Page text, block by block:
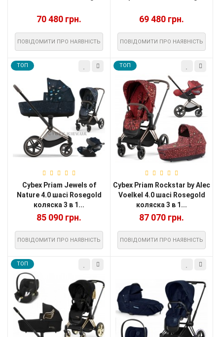
70 480 грн.
ПОВІДОМИТИ ПРО НАЯВНІСТЬ
69 480 грн.
ПОВІДОМИТИ ПРО НАЯВНІСТЬ
TOП
Cybex Priam Jewels of
Nature 4.0 шасі Rosegold
коляска 3 в 1...
85 090 грн.
ПОВІДОМИТИ ПРО НАЯВНІСТЬ
TOП
Cybex Priam Rockstar by Alec
Voelkel 4.0 шасі Rosegold
коляска 3 в 1...
87 070 грн.
ПОВІДОМИТИ ПРО НАЯВНІСТЬ
TOП